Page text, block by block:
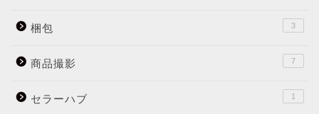
梱包 3
商品撮影 7
セラーハブ 1